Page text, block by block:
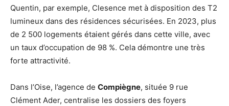
Quentin, par exemple, Clesence met à disposition des T2
lumineux dans des résidences sécurisées. En 2023, plus
de 2 500 logements étaient gérés dans cette ville, avec
un taux d’occupation de 98 %. Cela démontre une très
forte attractivité.
Dans l’Oise, l’agence de Compiègne, située 9 rue
Clément Ader, centralise les dossiers des foyers